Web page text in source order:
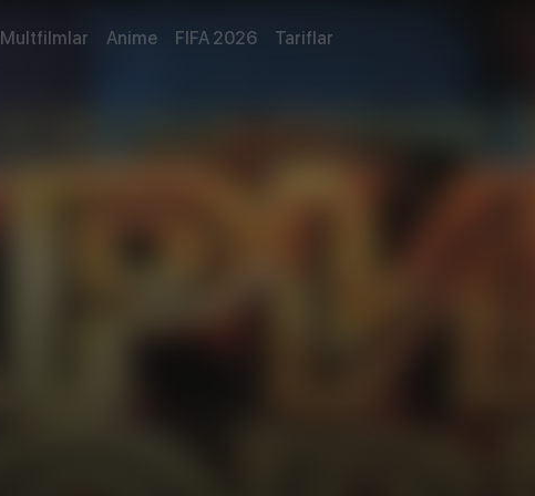
Multfilmlar Anime FIFA 2026 Tariflar